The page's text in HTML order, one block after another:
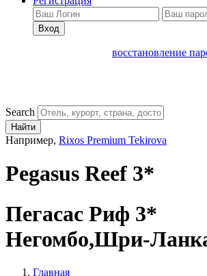
Вход
восстановление
Search
Найти
Например, Rixos Premium Tekirova
Pegasus Reef 3*
Пегасас Риф 3*
Негомбо,Шри-
Главная